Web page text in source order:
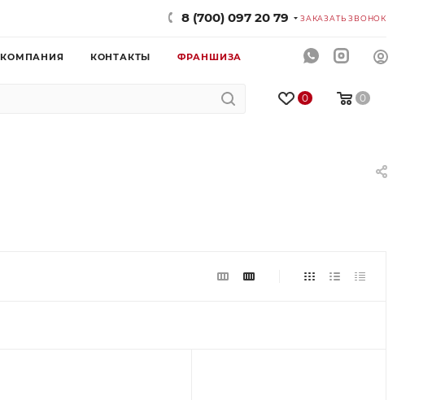
8 (700) 097 20 79 ЗАКАЗАТЬ ЗВОНОК
КОМПАНИЯ КОНТАКТЫ ФРАНШИЗА
0 0